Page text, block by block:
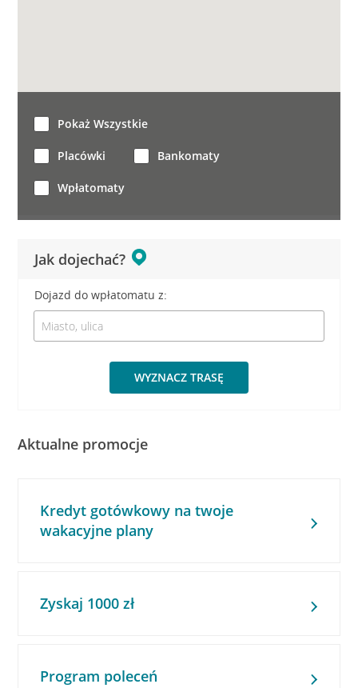
Jak dojechać?
Dojazd do wpłatomatu z:
WYZNACZ TRASĘ
Pokaż Wszystkie
Placówki Bankomaty
Wpłatomaty
Aktualne promocje
Kredyt gotówkowy na twoje
wakacyjne plany
Zyskaj 1000 zł
Program poleceń